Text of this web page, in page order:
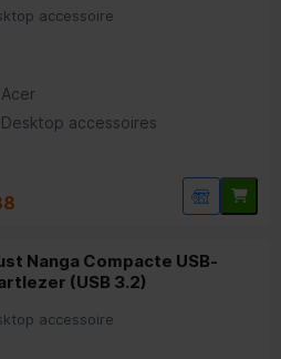
accessoire
Acer
Desktop accessoires
Nanga Compacte USB-
(USB 3.2)
accessoire